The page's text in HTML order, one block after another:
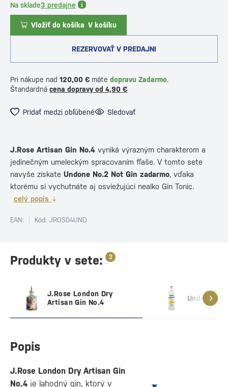
Na sklade3 predajne
Vložiť do košíka V košíku
REZERVOVAŤ V PREDAJNI
Pri nákupe nad 120,00 € máte dopravu Zadarmo.
Štandardná cena dopravy od 4,90 €
Pridať medzi obľúbené Sledovať
J.Rose Artisan Gin No.4 vyniká výrazným charakterom a
jedinečným umeleckým spracovaním fľaše. V tomto sete
navyše získate Undone No.2 Not Gin zadarmo, vďaka
ktorému si vychutnáte aj osviežujúci nealko Gin Tonic.
celý popis
EAN: Kód: JROS04UND
Produkty v sete: 2
J.Rose London Dry
Artisan Gin No.4
Undone
Popis
J.Rose London Dry Artisan Gin
No.4 je lahodný gin, ktorý v